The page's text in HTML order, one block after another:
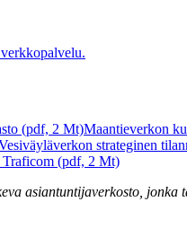
(pdf, 2 Mt)Maantieverkon
strateginen
Traficom (pdf, 2 Mt)
asiantuntijaverkosto,